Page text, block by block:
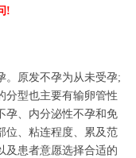
!
原发不孕为从未受孕;
分型也主要有输卵管性
孕、内分泌性不孕和免
位、粘连程度、累及范
及患者意愿选择合适的